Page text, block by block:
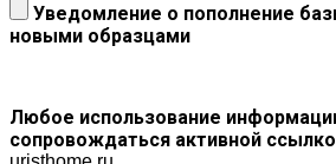
Уведомление о пополнение
новыми образцами
Любое использование
сопровождаться активной